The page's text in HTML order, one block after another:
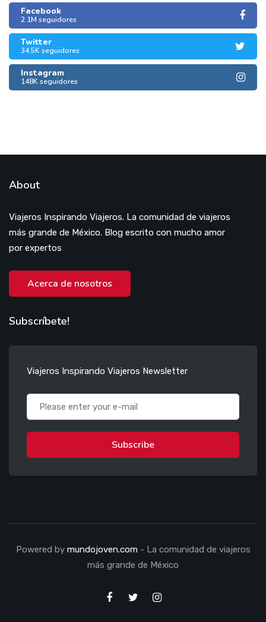
Facebook
2.1M seguidores
Twitter
34.5K seguidores
Instagram
148K seguidores
About
Viajeros Inspirando Viajeros. La comunidad de viajeros
más grande de México. Blog escrito con mucho amor
por expertos
Acerca de nosotros
Subscríbete!
Viajeros Inspirando Viajeros Newsletter
Subscribe
Powered by mundojoven.com- La comunidad de viajeros
más grande de México